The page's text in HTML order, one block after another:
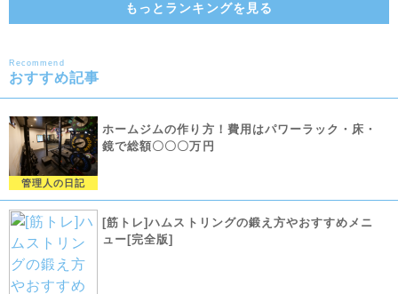
もっとランキングを見る
Recommend
おすすめ記事
管理人の日記
ホームジムの作り方！費用はパワーラック・床・
鏡で総額〇〇〇万円
[筋トレ]ハムストリングの鍛え方やおすすめメニ
ュー[完全版]